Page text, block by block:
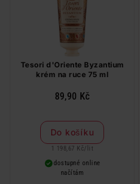
Tesori d'Oriente Byzantium
krém na ruce 75 ml
89,90 Kč
Do košíku
1 198,67 Kč/ lit
dostupné online
načítám